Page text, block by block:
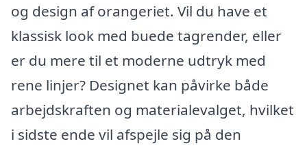
og design af orangeriet. Vil du have et
klassisk look med buede tagrender, eller
er du mere til et moderne udtryk med
rene linjer? Designet kan påvirke både
arbejdskraften og materialevalget, hvilket
i sidste ende vil afspejle sig på den